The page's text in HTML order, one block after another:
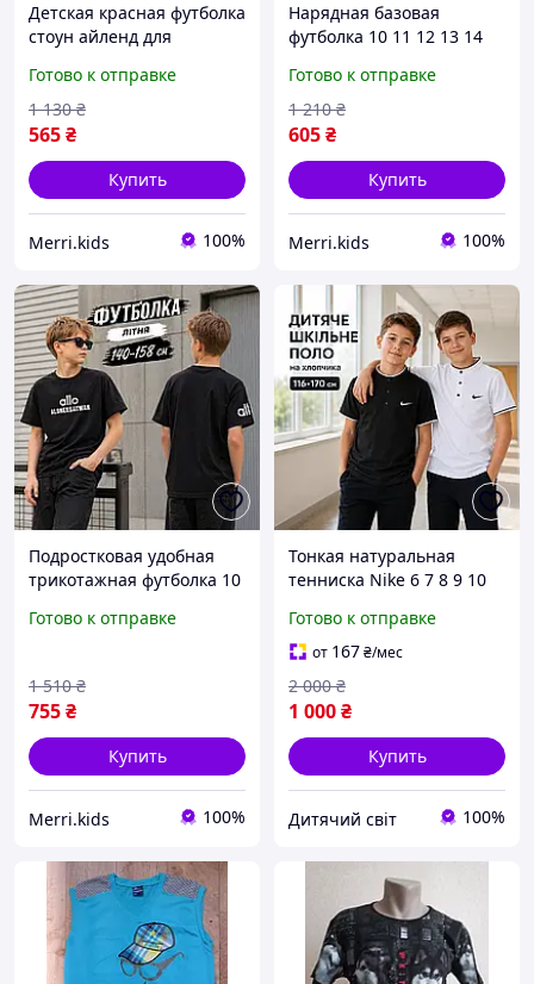
Детская красная футболка
стоун айленд для
лет подростковая серая
футболка хлопок
Готово к отправке
565₴
1 130 ₴
Купить
Merri.kids 100%
Нарядная базовая
футболка 10 11 12 13 14
школьников,
подростковые
однотонные простые
футболки без печати лето
Готово к отправке
605₴
1 210 ₴
Купить
Merri.kids 100%
Подростковая удобная
трикотажная футболка 10
мальчиков, прикольные
без ворота для детей
Готово к отправке
755₴
1 510 ₴
Купить
Merri.kids 100%
Тонкая натуральная
тенниска Nike 6 7 8 9 10
мальчику, детские
подростковые футболки
поло с логотипом
Готово к отправке
от 167₴/мес
1 000₴
2 000 ₴
Купить
Дитячий світ 100%